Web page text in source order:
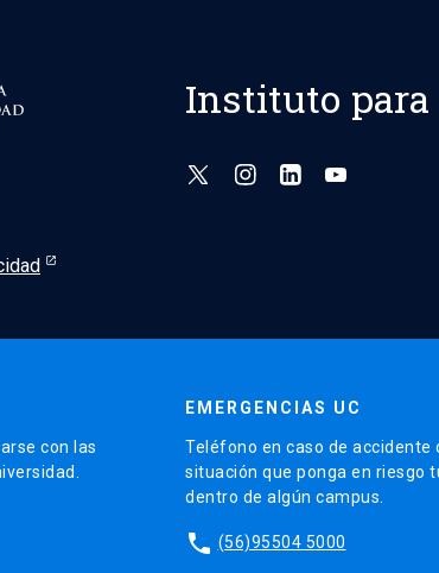
Instituto para
con las
EMERGENCIAS UC
Teléfono en caso de accidente
situación que ponga en riesgo
dentro de algún campus.
phone (56)95504 5000